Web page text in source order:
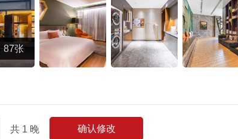
87张
共 1 晚 确认修改